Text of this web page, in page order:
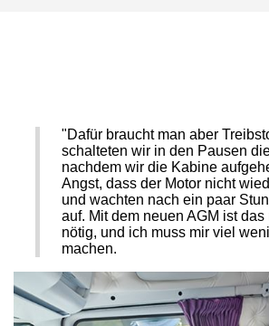
"Dafür braucht man aber
schalteten wir in den Pausen
nachdem wir die Kabine
Angst, dass der Motor nicht
und wachten nach ein paar
auf. Mit dem neuen AGM ist das
nötig, und ich muss mir viel
machen.